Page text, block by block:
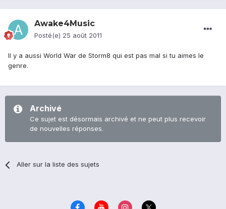
Awake4Music
Posté(e) 25 août 2011
Il y a aussi World War de Storm8 qui est pas mal si tu aimes le
genre.
Archivé
Ce sujet est désormais archivé et ne peut plus recevoir
de nouvelles réponses.
Aller sur la liste des sujets